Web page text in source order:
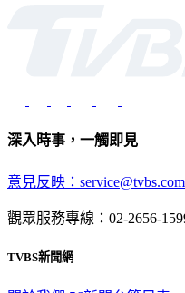
深入時事，一觸即見
意見反映：
觀眾服務專線：02-2656-
TVBS新聞網